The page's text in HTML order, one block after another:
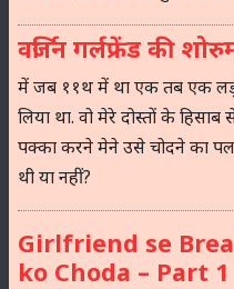
वर्जिन गर्लफ्रेंड की
में जब ११थ में था एक तब एक
लिया था. वो मेरे दोस्तों के
पक्का करने मेने उसे चोदने का
थी या नहीं?
Girlfriend se
ko Choda – Part 1